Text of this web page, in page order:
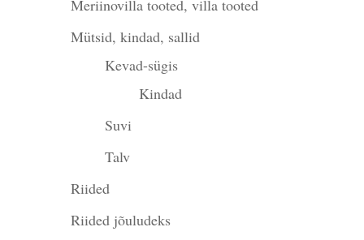
Meriinovilla tooted, villa tooted
Mütsid, kindad, sallid
Kevad-sügis
Kindad
Suvi
Talv
Riided
Riided jõuludeks